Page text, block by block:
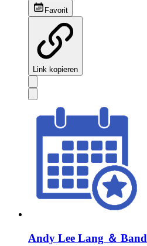
Favorit
Link kopieren
Andy Lee Lang ＆ Band